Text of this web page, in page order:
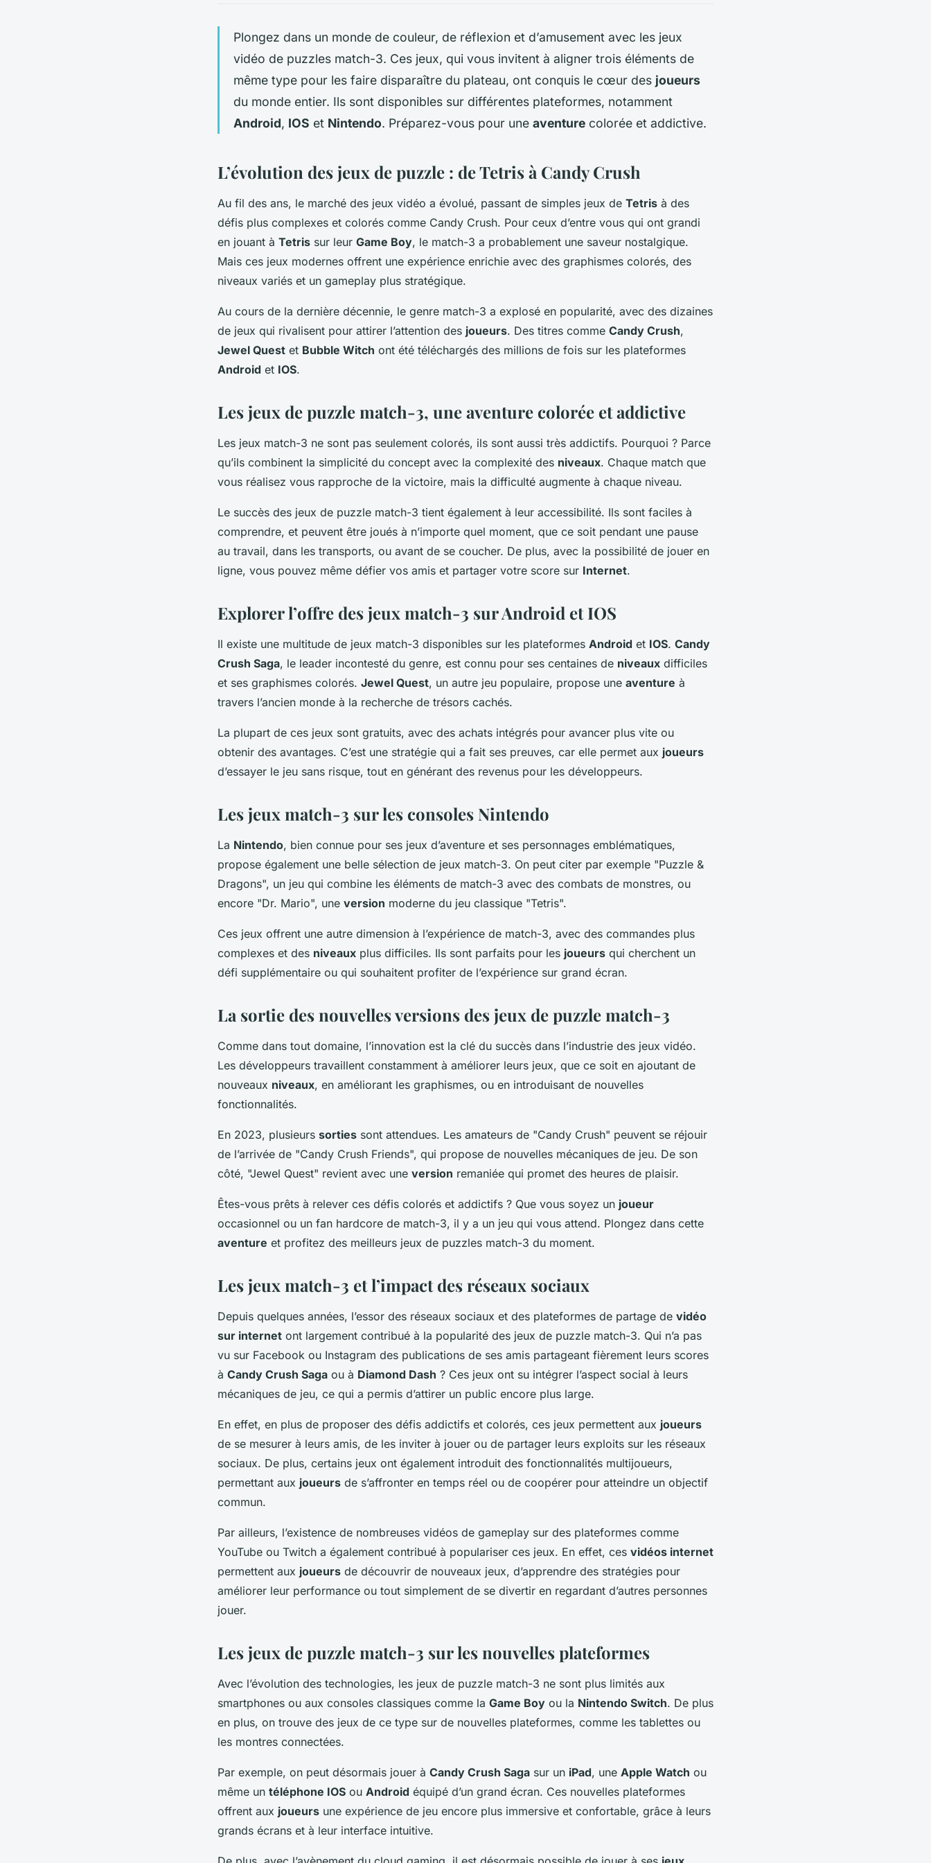
Plongez dans un monde de couleur, de réflexion et d’amusement avec les jeux
vidéo de puzzles match-3. Ces jeux, qui vous invitent à aligner trois éléments de
même type pour les faire disparaître du plateau, ont conquis le cœur des joueurs
du monde entier. Ils sont disponibles sur différentes plateformes, notamment
Android, IOS et Nintendo. Préparez-vous pour une aventure colorée et addictive.
L’évolution des jeux de puzzle : de Tetris à Candy Crush
Au fil des ans, le marché des jeux vidéo a évolué, passant de simples jeux de Tetris à des
défis plus complexes et colorés comme Candy Crush. Pour ceux d’entre vous qui ont grandi
en jouant à Tetris sur leur Game Boy, le match-3 a probablement une saveur nostalgique.
Mais ces jeux modernes offrent une expérience enrichie avec des graphismes colorés, des
niveaux variés et un gameplay plus stratégique.
Au cours de la dernière décennie, le genre match-3 a explosé en popularité, avec des dizaines
de jeux qui rivalisent pour attirer l’attention des joueurs. Des titres comme Candy Crush,
Jewel Quest et Bubble Witch ont été téléchargés des millions de fois sur les plateformes
Android et IOS.
Les jeux de puzzle match-3, une aventure colorée et addictive
Les jeux match-3 ne sont pas seulement colorés, ils sont aussi très addictifs. Pourquoi ? Parce
qu’ils combinent la simplicité du concept avec la complexité des niveaux. Chaque match que
vous réalisez vous rapproche de la victoire, mais la difficulté augmente à chaque niveau.
Le succès des jeux de puzzle match-3 tient également à leur accessibilité. Ils sont faciles à
comprendre, et peuvent être joués à n’importe quel moment, que ce soit pendant une pause
au travail, dans les transports, ou avant de se coucher. De plus, avec la possibilité de jouer en
ligne, vous pouvez même défier vos amis et partager votre score sur Internet.
Explorer l’offre des jeux match-3 sur Android et IOS
Il existe une multitude de jeux match-3 disponibles sur les plateformes Android et IOS. Candy
Crush Saga, le leader incontesté du genre, est connu pour ses centaines de niveaux difficiles
et ses graphismes colorés. Jewel Quest, un autre jeu populaire, propose une aventure à
travers l’ancien monde à la recherche de trésors cachés.
La plupart de ces jeux sont gratuits, avec des achats intégrés pour avancer plus vite ou
obtenir des avantages. C’est une stratégie qui a fait ses preuves, car elle permet aux joueurs
d’essayer le jeu sans risque, tout en générant des revenus pour les développeurs.
Les jeux match-3 sur les consoles Nintendo
La Nintendo, bien connue pour ses jeux d’aventure et ses personnages emblématiques,
propose également une belle sélection de jeux match-3. On peut citer par exemple "Puzzle &
Dragons", un jeu qui combine les éléments de match-3 avec des combats de monstres, ou
encore "Dr. Mario", une version moderne du jeu classique "Tetris".
Ces jeux offrent une autre dimension à l’expérience de match-3, avec des commandes plus
complexes et des niveaux plus difficiles. Ils sont parfaits pour les joueurs qui cherchent un
défi supplémentaire ou qui souhaitent profiter de l’expérience sur grand écran.
La sortie des nouvelles versions des jeux de puzzle match-3
Comme dans tout domaine, l’innovation est la clé du succès dans l’industrie des jeux vidéo.
Les développeurs travaillent constamment à améliorer leurs jeux, que ce soit en ajoutant de
nouveaux niveaux, en améliorant les graphismes, ou en introduisant de nouvelles
fonctionnalités.
En 2023, plusieurs sorties sont attendues. Les amateurs de "Candy Crush" peuvent se réjouir
de l’arrivée de "Candy Crush Friends", qui propose de nouvelles mécaniques de jeu. De son
côté, "Jewel Quest" revient avec une version remaniée qui promet des heures de plaisir.
Êtes-vous prêts à relever ces défis colorés et addictifs ? Que vous soyez un joueur
occasionnel ou un fan hardcore de match-3, il y a un jeu qui vous attend. Plongez dans cette
aventure et profitez des meilleurs jeux de puzzles match-3 du moment.
Les jeux match-3 et l’impact des réseaux sociaux
Depuis quelques années, l’essor des réseaux sociaux et des plateformes de partage de vidéo
sur internet ont largement contribué à la popularité des jeux de puzzle match-3. Qui n’a pas
vu sur Facebook ou Instagram des publications de ses amis partageant fièrement leurs scores
à Candy Crush Saga ou à Diamond Dash ? Ces jeux ont su intégrer l’aspect social à leurs
mécaniques de jeu, ce qui a permis d’attirer un public encore plus large.
En effet, en plus de proposer des défis addictifs et colorés, ces jeux permettent aux joueurs
de se mesurer à leurs amis, de les inviter à jouer ou de partager leurs exploits sur les réseaux
sociaux. De plus, certains jeux ont également introduit des fonctionnalités multijoueurs,
permettant aux joueurs de s’affronter en temps réel ou de coopérer pour atteindre un objectif
commun.
Par ailleurs, l’existence de nombreuses vidéos de gameplay sur des plateformes comme
YouTube ou Twitch a également contribué à populariser ces jeux. En effet, ces vidéos internet
permettent aux joueurs de découvrir de nouveaux jeux, d’apprendre des stratégies pour
améliorer leur performance ou tout simplement de se divertir en regardant d’autres personnes
jouer.
Les jeux de puzzle match-3 sur les nouvelles plateformes
Avec l’évolution des technologies, les jeux de puzzle match-3 ne sont plus limités aux
smartphones ou aux consoles classiques comme la Game Boy ou la Nintendo Switch. De plus
en plus, on trouve des jeux de ce type sur de nouvelles plateformes, comme les tablettes ou
les montres connectées.
Par exemple, on peut désormais jouer à Candy Crush Saga sur un iPad, une Apple Watch ou
même un téléphone IOS ou Android équipé d’un grand écran. Ces nouvelles plateformes
offrent aux joueurs une expérience de jeu encore plus immersive et confortable, grâce à leurs
grands écrans et à leur interface intuitive.